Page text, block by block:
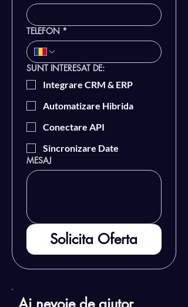
TELEFON *
SUNT INTERESAT DE:
Integrare CRM & ERP
Automatizare Hibrida
Conectare API
Sincronizare Date
MESAJ
Solicita Oferta